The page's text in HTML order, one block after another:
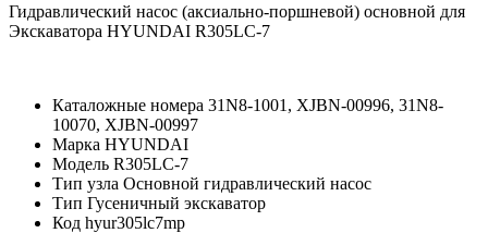
Гидравлический насос (аксиально-поршневой) основной для
Экскаватора HYUNDAI R305LC-7
Каталожные номера 31N8-1001, XJBN-00996, 31N8-
10070, XJBN-00997
Марка HYUNDAI
Модель R305LC-7
Тип узла Основной гидравлический насос
Тип Гусеничный экскаватор
Код hyur305lc7mp